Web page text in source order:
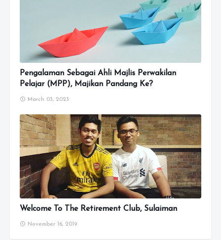
Pengalaman Sebagai Ahli Majlis Perwakilan
Pelajar (MPP), Majikan Pandang Ke?
March 03, 2023
Welcome To The Retirement Club, Sulaiman
November 16, 2019